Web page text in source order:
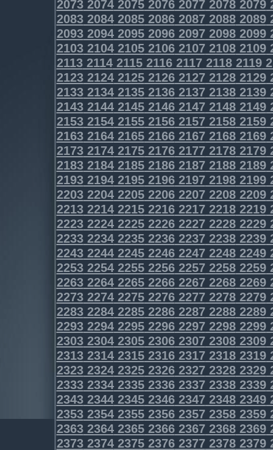
2073207420752076207720782079
2083208420852086208720882089
2093209420952096209720982099
2103210421052106210721082109
2113211421152116211721182119
2123212421252126212721282129
2133213421352136213721382139
2143214421452146214721482149
2153215421552156215721582159
2163216421652166216721682169
2173217421752176217721782179
2183218421852186218721882189
2193219421952196219721982199
2203220422052206220722082209
2213221422152216221722182219
2223222422252226222722282229
2233223422352236223722382239
2243224422452246224722482249
2253225422552256225722582259
2263226422652266226722682269
2273227422752276227722782279
2283228422852286228722882289
2293229422952296229722982299
2303230423052306230723082309
2313231423152316231723182319
2323232423252326232723282329
2333233423352336233723382339
2343234423452346234723482349
2353235423552356235723582359
2363236423652366236723682369
2373237423752376237723782379